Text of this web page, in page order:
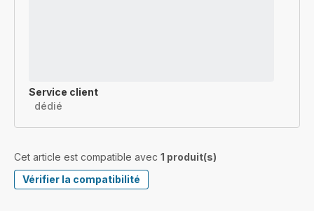
Service client
dédié
Cet article est compatible avec 1 produit(s)
Vérifier la compatibilité